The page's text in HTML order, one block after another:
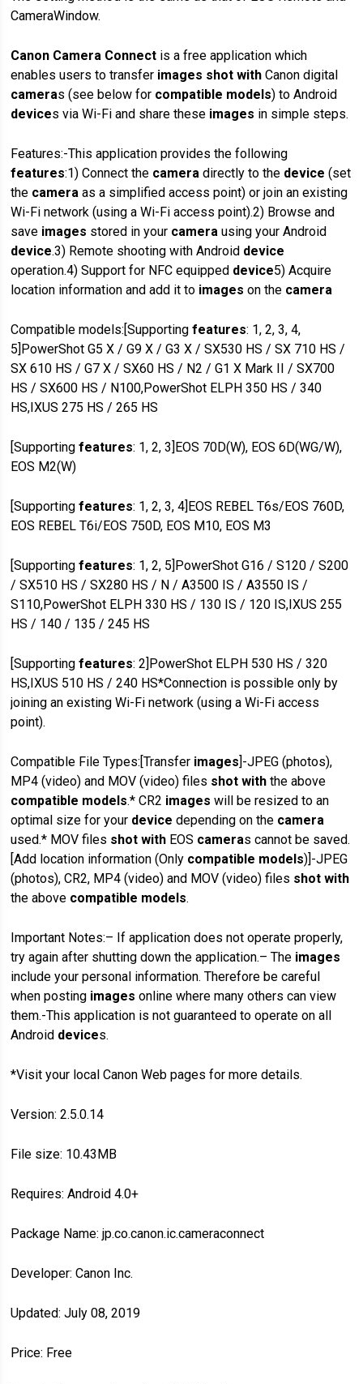
CameraWindow.
Canon Camera Connect is a free application which
enables users to transfer images shot with Canon digital
cameras (see below for compatible models) to Android
devices via Wi-Fi and share these images in simple steps.
Features:-This application provides the following
features:1) Connect the camera directly to the device (set
the camera as a simplified access point) or join an existing
Wi-Fi network (using a Wi-Fi access point).2) Browse and
save images stored in your camera using your Android
device.3) Remote shooting with Android device
operation.4) Support for NFC equipped device5) Acquire
location information and add it to images on the camera
Compatible models:[Supporting features: 1, 2, 3, 4,
5]PowerShot G5 X / G9 X / G3 X / SX530 HS / SX 710 HS /
SX 610 HS / G7 X / SX60 HS / N2 / G1 X Mark II / SX700
HS / SX600 HS / N100,PowerShot ELPH 350 HS / 340
HS,IXUS 275 HS / 265 HS
[Supporting features: 1, 2, 3]EOS 70D(W), EOS 6D(WG/W),
EOS M2(W)
[Supporting features: 1, 2, 3, 4]EOS REBEL T6s/EOS 760D,
EOS REBEL T6i/EOS 750D, EOS M10, EOS M3
[Supporting features: 1, 2, 5]PowerShot G16 / S120 / S200
/ SX510 HS / SX280 HS / N / A3500 IS / A3550 IS /
S110,PowerShot ELPH 330 HS / 130 IS / 120 IS,IXUS 255
HS / 140 / 135 / 245 HS
[Supporting features: 2]PowerShot ELPH 530 HS / 320
HS,IXUS 510 HS / 240 HS*Connection is possible only by
joining an existing Wi-Fi network (using a Wi-Fi access
point).
Compatible File Types:[Transfer images ]-JPEG (photos),
MP4 (video) and MOV (video) files shot with the above
compatible models.* CR2 images will be resized to an
optimal size for your device depending on the camera
used.* MOV files shot with EOS cameras cannot be saved.
[Add location information (Only compatible models)]-JPEG
(photos), CR2, MP4 (video) and MOV (video) files shot with
the above compatible models.
Important Notes:– If application does not operate properly,
try again after shutting down the application.– The images
include your personal information. Therefore be careful
when posting images online where many others can view
them.-This application is not guaranteed to operate on all
Android devices.
*Visit your local Canon Web pages for more details.
Version: 2.5.0.14
File size: 10.43MB
Requires: Android 4.0+
Package Name: jp.co.canon.ic.cameraconnect
Developer: Canon Inc.
Updated: July 08, 2019
Price: Free